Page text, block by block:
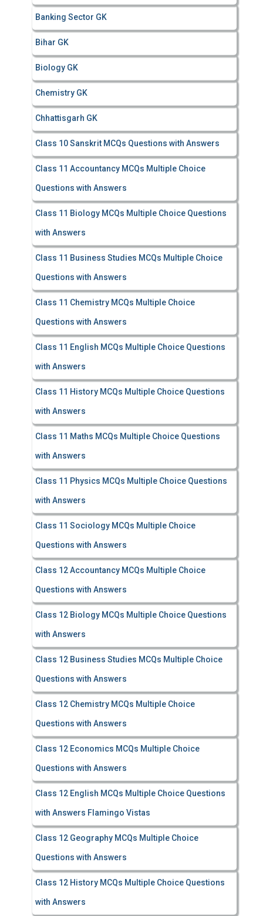
Banking Sector GK
Bihar GK
Biology GK
Chemistry GK
Chhattisgarh GK
Class 10 Sanskrit MCQs Questions with Answers
Class 11 Accountancy MCQs Multiple Choice
Questions with Answers
Class 11 Biology MCQs Multiple Choice Questions
with Answers
Class 11 Business Studies MCQs Multiple Choice
Questions with Answers
Class 11 Chemistry MCQs Multiple Choice
Questions with Answers
Class 11 English MCQs Multiple Choice Questions
with Answers
Class 11 History MCQs Multiple Choice Questions
with Answers
Class 11 Maths MCQs Multiple Choice Questions
with Answers
Class 11 Physics MCQs Multiple Choice Questions
with Answers
Class 11 Sociology MCQs Multiple Choice
Questions with Answers
Class 12 Accountancy MCQs Multiple Choice
Questions with Answers
Class 12 Biology MCQs Multiple Choice Questions
with Answers
Class 12 Business Studies MCQs Multiple Choice
Questions with Answers
Class 12 Chemistry MCQs Multiple Choice
Questions with Answers
Class 12 Economics MCQs Multiple Choice
Questions with Answers
Class 12 English MCQs Multiple Choice Questions
with Answers Flamingo Vistas
Class 12 Geography MCQs Multiple Choice
Questions with Answers
Class 12 History MCQs Multiple Choice Questions
with Answers